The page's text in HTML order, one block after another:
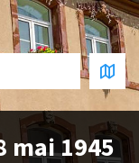
mai 1945